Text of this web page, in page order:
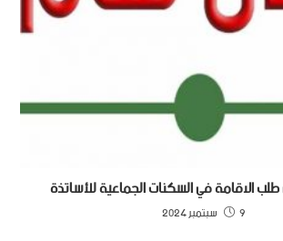
الاقامة في السكنات الجماعية للأساتذة
9 سبتمبر 2024